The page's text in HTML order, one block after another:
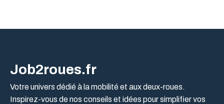
Job2roues.fr
Votre univers dédié à la mobilité et aux deux-roues.
Inspirez-vous de nos conseils et idées pour simplifier vos